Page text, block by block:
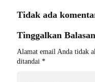
Tidak ada
Tinggalkan Balasan
Alamat email Anda tidak
ditandai *